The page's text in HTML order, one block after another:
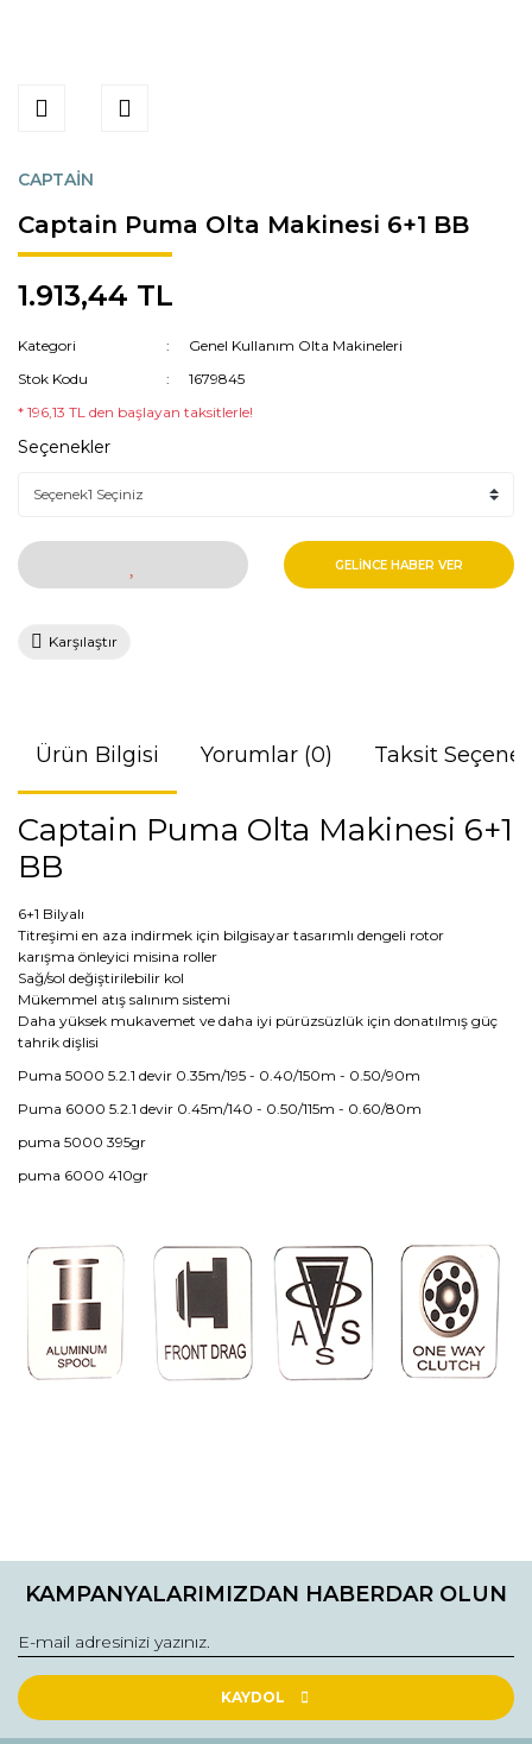
CAPTAİN
Captain Puma Olta Makinesi 6+1 BB
1.913,44 TL
Kategori
Genel Kullanım Olta Makineleri
Stok Kodu
1679845
* 196,13 TL den başlayan taksitlerle!
Seçenekler
GELİNCE HABER VER
Karşılaştır
Ürün Bilgisi Yorumlar (0) Taksit
Captain Puma Olta Makinesi 6+1
BB
6+1 Bilyalı
Titreşimi en aza indirmek için bilgisayar tasarımlı dengeli rotor
karışma önleyici misina roller
Sağ/sol değiştirilebilir kol
Mükemmel atış salınım sistemi
Daha yüksek mukavemet ve daha iyi pürüzsüzlük için donatılmış güç
tahrik dişlisi
Puma 5000 5.2.1 devir 0.35m/195 - 0.40/150m - 0.50/90m
Puma 6000 5.2.1 devir 0.45m/140 - 0.50/115m - 0.60/80m
puma 5000 395gr
puma 6000 410gr
konularda yetersiz gördüğünüz noktaları öneri formunu
Görüş ve önerileriniz için teşekkür ederiz.
Ürün resmi kalitesiz, bozuk veya görüntülenemiyor.
Ürün açıklamasında eksik bilgiler bulunuyor.
KAMPANYALARIMIZDAN HABERDAR OLUN
KAYDOL